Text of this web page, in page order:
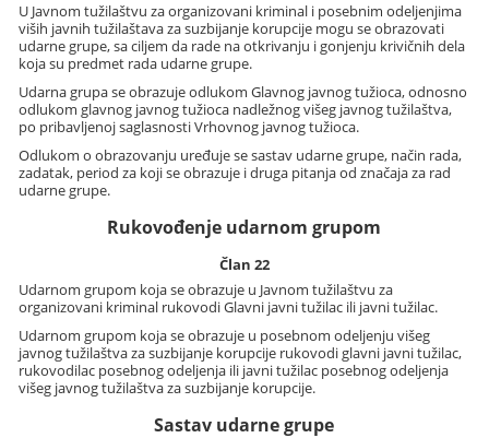
U Javnom tužilaštvu za organizovani kriminal i posebnim odeljenjima
viših javnih tužilaštava za suzbijanje korupcije mogu se obrazovati
udarne grupe, sa ciljem da rade na otkrivanju i gonjenju krivičnih dela
koja su predmet rada udarne grupe.
Udarna grupa se obrazuje odlukom Glavnog javnog tužioca, odnosno
odlukom glavnog javnog tužioca nadležnog višeg javnog tužilaštva,
po pribavljenoj saglasnosti Vrhovnog javnog tužioca.
Odlukom o obrazovanju uređuje se sastav udarne grupe, način rada,
zadatak, period za koji se obrazuje i druga pitanja od značaja za rad
udarne grupe.
Rukovođenje udarnom grupom
Član 22
Udarnom grupom koja se obrazuje u Javnom tužilaštvu za
organizovani kriminal rukovodi Glavni javni tužilac ili javni tužilac.
Udarnom grupom koja se obrazuje u posebnom odeljenju višeg
javnog tužilaštva za suzbijanje korupcije rukovodi glavni javni tužilac,
rukovodilac posebnog odeljenja ili javni tužilac posebnog odeljenja
višeg javnog tužilaštva za suzbijanje korupcije.
Sastav udarne grupe